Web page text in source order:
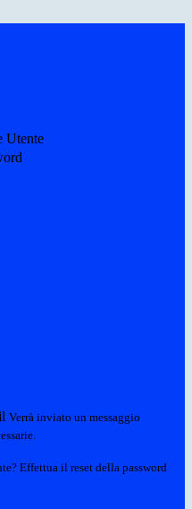
Utente
Verrà inviato un messaggio
Effettua il reset della password